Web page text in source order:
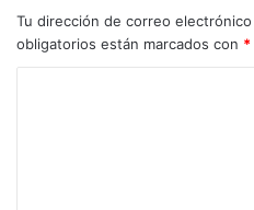
Tu dirección de correo
obligatorios están marcados con *